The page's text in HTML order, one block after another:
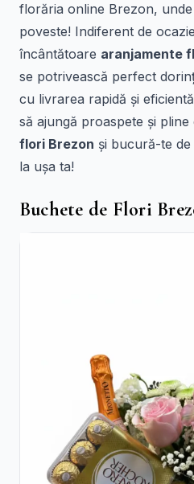
florăria online Brezon,
poveste! Indiferent de
încântătoare aranjamente
se potrivească perfect
cu livrarea rapidă și
să ajungă proaspete și pline
flori Brezon și bucură-te
la ușa ta!
Buchete de Flori